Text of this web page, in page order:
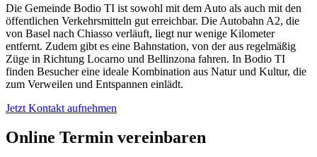
Die Gemeinde Bodio TI ist sowohl mit dem Auto als auch mit den
öffentlichen Verkehrsmitteln gut erreichbar. Die Autobahn A2, die
von Basel nach Chiasso verläuft, liegt nur wenige Kilometer
entfernt. Zudem gibt es eine Bahnstation, von der aus regelmäßig
Züge in Richtung Locarno und Bellinzona fahren. In Bodio TI
finden Besucher eine ideale Kombination aus Natur und Kultur, die
zum Verweilen und Entspannen einlädt.
Jetzt Kontakt aufnehmen
Online Termin vereinbaren